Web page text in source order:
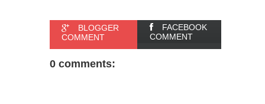
BLOGGER
COMMENT
FACEBOOK
COMMENT
0 comments: